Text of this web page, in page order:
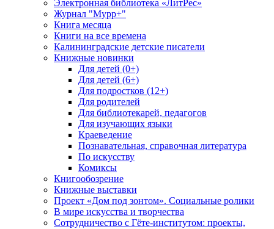
Электронная библиотека «ЛитРес»
Журнал "Мурр+"
Книга месяца
Книги на все времена
Калининградские детские писатели
Книжные новинки
Для детей (0+)
Для детей (6+)
Для подростков (12+)
Для родителей
Для библиотекарей, педагогов
Для изучающих языки
Краеведение
Познавательная, справочная литература
По искусству
Комиксы
Книгообозрение
Книжные выставки
Проект «Дом под зонтом». Социальные ролики
В мире искусства и творчества
Сотрудничество с Гёте-институтом: проекты,